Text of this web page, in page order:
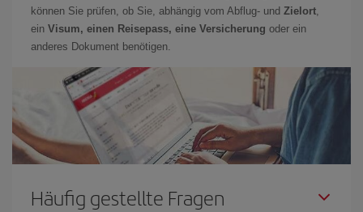
können Sie prüfen, ob Sie, abhängig vom Abflug- und Zielort,
ein Visum, einen Reisepass, eine Versicherung oder ein
anderes Dokument benötigen.
Häufig gestellte Fragen